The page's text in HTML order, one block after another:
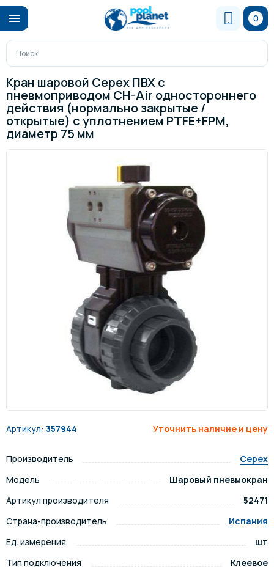
0
Кран шаровой Cepex ПВХ с
пневмоприводом CH-Air одностороннего
действия (нормально закрытые /
открытые) с уплотнением PTFE+FPM,
диаметр 75 мм
Артикул: 357944 Уточнить наличие и цену
Производитель
Cepex
Модель
Шаровый пневмокран
Артикул производителя
52471
Страна-производитель
Испания
Ед. измерения
шт
Тип подключения
Клеевое